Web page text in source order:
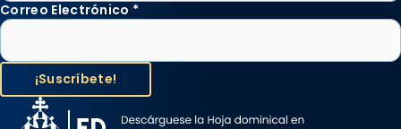
Correo Electrónico *